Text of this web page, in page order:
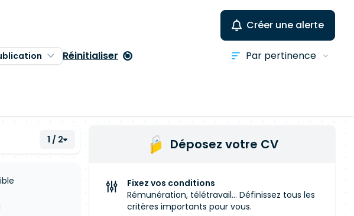
Créer une alerte
Réinitialiser
1 / 2 Déposez votre CV
Fixez vos conditions
Rémunération, télétravail... Définissez tous les
critères importants pour vous.